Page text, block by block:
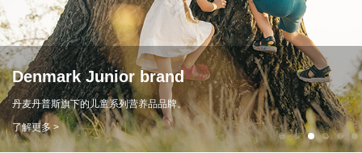
brand
营养品品牌。
Premium
3~14岁儿童成长好伙伴
了解更多 >